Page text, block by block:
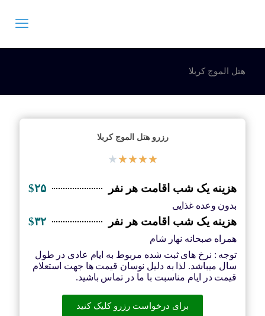
هتل الموج کربلا
رزرو هتل الموج کربلا
★
★
★
★
★
هزینه یک شب اقامت هر نفر $۲۵
بدون وعده غذایی
هزینه یک شب اقامت هر نفر $۳۲
همراه صبحانه نهار شام
توجه : نرخ های ثبت شده مربوط به ایام عادی در طول
سال میباشد. لذا به دلیل نوسان قیمت ها جهت استعلام
قیمت در ایام مناسبت با ما در تماس باشید.
برای درخواست رزرو کلیک کنید